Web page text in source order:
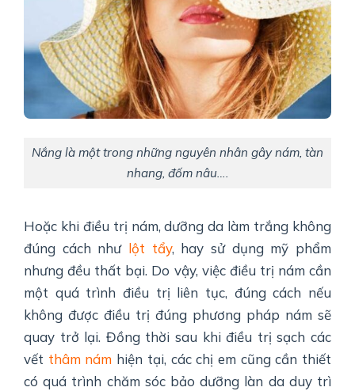
Nắng là một trong những nguyên nhân gây nám, tàn
nhang, đốm nâu….
Hoặc khi điều trị nám, dưỡng da làm trắng không
đúng cách như lột tẩy, hay sử dụng mỹ phẩm
nhưng đều thất bại. Do vậy, việc điều trị nám cần
một quá trình điều trị liên tục, đúng cách nếu
không được điều trị đúng phương pháp nám sẽ
quay trở lại. Đồng thời sau khi điều trị sạch các
vết thâm nám hiện tại, các chị em cũng cần thiết
có quá trình chăm sóc bảo dưỡng làn da duy trì